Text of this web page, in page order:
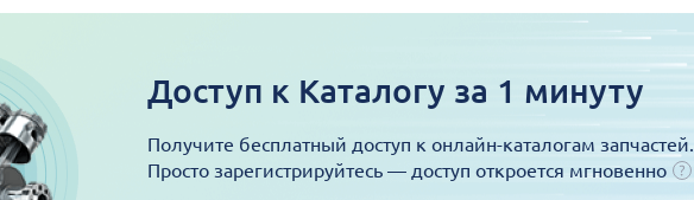
Доступ к Каталогу за 1 минуту
Получите бесплатный доступ к онлайн-каталогам запчастей.
Просто зарегистрируйтесь — доступ откроется мгновенно